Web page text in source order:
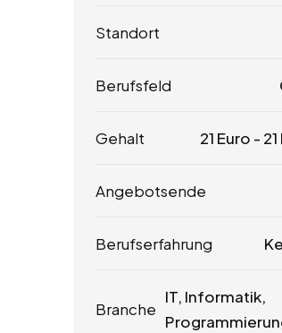
Standort
Berufsfeld
Gehalt 21 Euro - 21
Angebotsende
Berufserfahrung
Branche
IT, Informatik,